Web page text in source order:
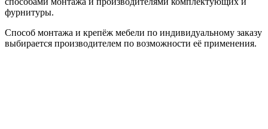
фурнитуры.
Способ монтажа и крепёж мебели по индивидуальному заказу
выбирается производителем по возможности её применения.